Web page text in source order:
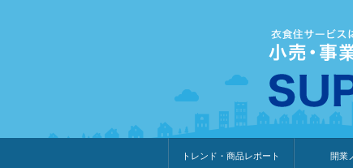
トレンド・商品レポート 開業